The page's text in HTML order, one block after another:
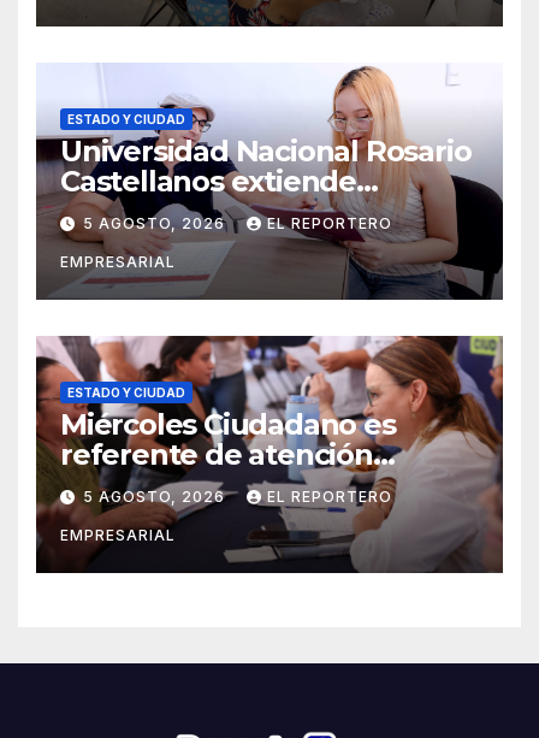
ESTADO Y CIUDAD
Universidad Nacional Rosario
Castellanos extiende
convocatoria de ingreso al 31
de agosto
5 AGOSTO, 2026 EL REPORTERO
EMPRESARIAL
ESTADO Y CIUDAD
Miércoles Ciudadano es
referente de atención
oportuna y clara para las y los
meridanos; Cecilia Patrón
5 AGOSTO, 2026 EL REPORTERO
EMPRESARIAL